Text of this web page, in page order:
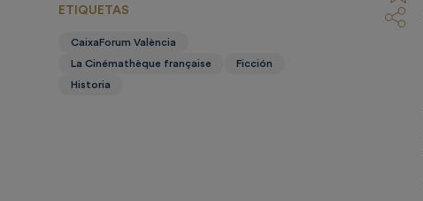
ETIQUETAS
CaixaForum València
La Cinémathèque française
Ficción
Historia